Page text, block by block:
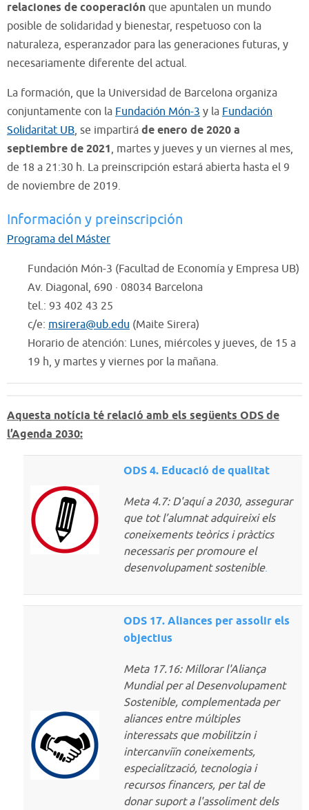
relaciones de cooperación que apuntalen un mundo
posible de solidaridad y bienestar, respetuoso con la
naturaleza, esperanzador para las generaciones futuras, y
necesariamente diferente del actual.
La formación, que la Universidad de Barcelona organiza
conjuntamente con la Fundación Món-3 y la Fundación
Solidaritat UB, se impartirá de enero de 2020 a
septiembre de 2021, martes y jueves y un viernes al mes,
de 18 a 21:30 h. La preinscripción estará abierta hasta el 9
de noviembre de 2019.
Información y preinscripción
Programa del Máster
Fundación Món-3 (Facultad de Economía y Empresa UB)
Av. Diagonal, 690 · 08034 Barcelona
tel.: 93 402 43 25
c/e: msirera@ub.edu (Maite Sirera)
Horario de atención: Lunes, miércoles y jueves, de 15 a
19 h, y martes y viernes por la mañana.
Aquesta notícia té relació amb els següents ODS de
l’Agenda 2030:
ODS 4. Educació de qualitat
Meta 4.7: D'aquí a 2030, assegurar
que tot l’alumnat adquireixi els
coneixements teòrics i pràctics
necessaris per promoure el
desenvolupament sostenible.
ODS 17. Aliances per assolir els
objectius
Meta 17.16: Millorar l'Aliança
Mundial per al Desenvolupament
Sostenible, complementada per
aliances entre múltiples
interessats que mobilitzin i
intercanviïn coneixements,
especialització, tecnologia i
recursos financers, per tal de
donar suport a l'assoliment dels